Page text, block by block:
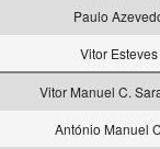
Paulo
Vitor Esteves
Vitor Manuel C.
António Manuel